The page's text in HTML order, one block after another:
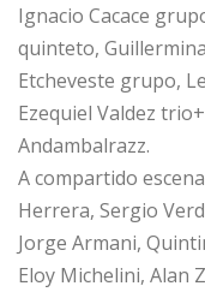
Ignacio Cacace
quinteto,
Etcheveste grupo,
Ezequiel Valdez
Andambalrazz.
A compartido
Herrera, Sergio
Jorge Armani,
Eloy Michelini, Alan